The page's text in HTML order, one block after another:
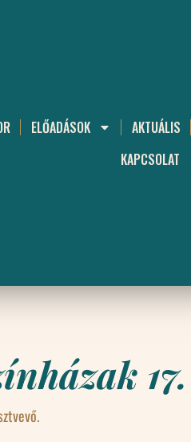
ELŐADÁSOK AKTUÁLIS
KAPCSOLAT